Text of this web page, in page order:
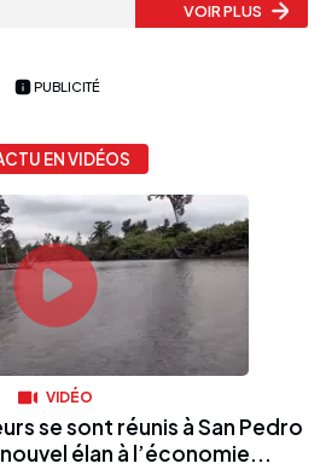
VOIR PLUS
PUBLICITÉ
EN VIDÉOS
VIDÉO
se sont réunis à San Pedro
élan à l’économie...